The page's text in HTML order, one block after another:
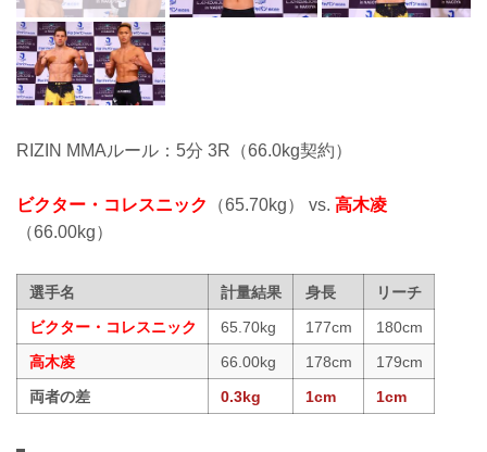
RIZIN MMAルール：5分 3R（66.0kg契約）
ビクター・コレスニック （65.70kg） vs. 高木凌
（66.00kg）
選手名 計量結果 身長
リーチ
ビクター・コレスニック
65.70kg 177cm
180cm
高木凌
66.00kg 178cm
179cm
両者の差
0.3kg 1cm 1cm